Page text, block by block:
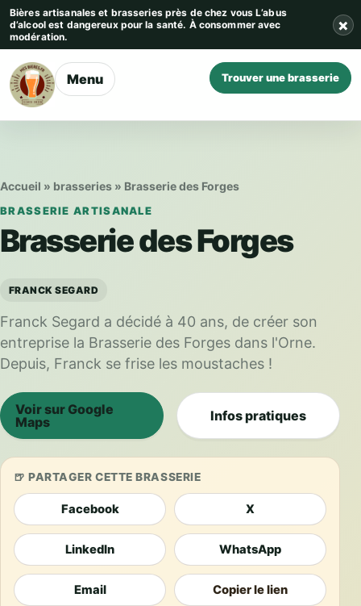
Aller au contenu
Bières artisanales et brasseries près de chez vous L’abus
d’alcool est dangereux pour la santé. À consommer avec
modération.
×
Menu Trouver une brasserie
Accueil » brasseries » Brasserie des Forges
BRASSERIE ARTISANALE
Brasserie des Forges
FRANCK SEGARD
Franck Segard a décidé à 40 ans, de créer son
entreprise la Brasserie des Forges dans l'Orne.
Depuis, Franck se frise les moustaches !
Voir sur Google
Maps
Infos pratiques
PARTAGER CETTE BRASSERIE
Facebook X
LinkedIn WhatsApp
Email Copier le lien